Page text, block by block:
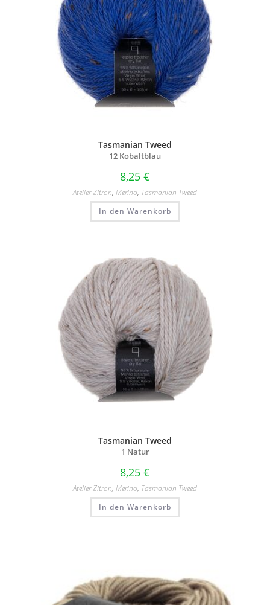
Tasmanian Tweed
12 Kobaltblau
8,25 €
Atelier Zitron, Merino, Tasmanian Tweed
In den Warenkorb
Tasmanian Tweed
1 Natur
8,25 €
Atelier Zitron, Merino, Tasmanian Tweed
In den Warenkorb